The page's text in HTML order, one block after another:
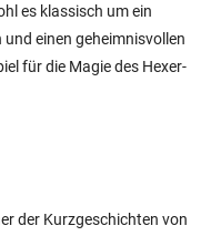
es klassisch um ein
und einen geheimnisvollen
für die Magie des Hexer-
der Kurzgeschichten von